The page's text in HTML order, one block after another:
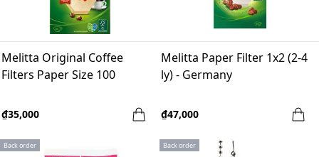
Melitta Original Coffee
Filters Paper Size 100
₫35,000
Melitta Paper Filter 1x2 (2-4
ly) - Germany
₫47,000
Back order Back order